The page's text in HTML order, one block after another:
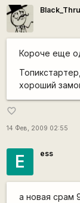
Короче еще
хороший
favorite_border
14 Фев, 2009 02:55
E ess
а новая срам